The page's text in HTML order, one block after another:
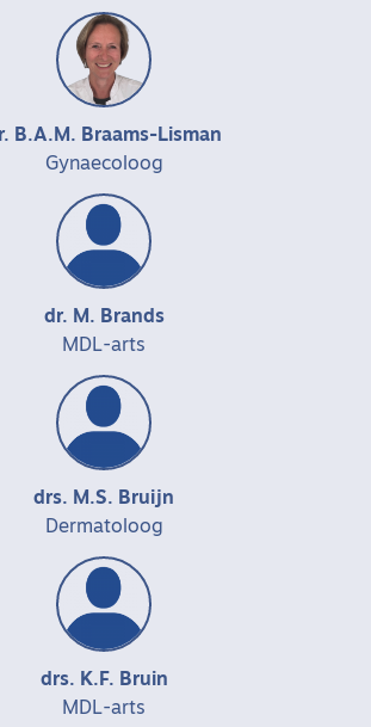
B.A.M. Braams-Lisman
Gynaecoloog
dr. M. Brands
MDL-arts
drs. M.S. Bruijn
Dermatoloog
drs. K.F. Bruin
MDL-arts